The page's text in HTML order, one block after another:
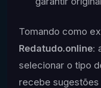
Tomando como
Redatudo.online:
selecionar o tipo
recebe